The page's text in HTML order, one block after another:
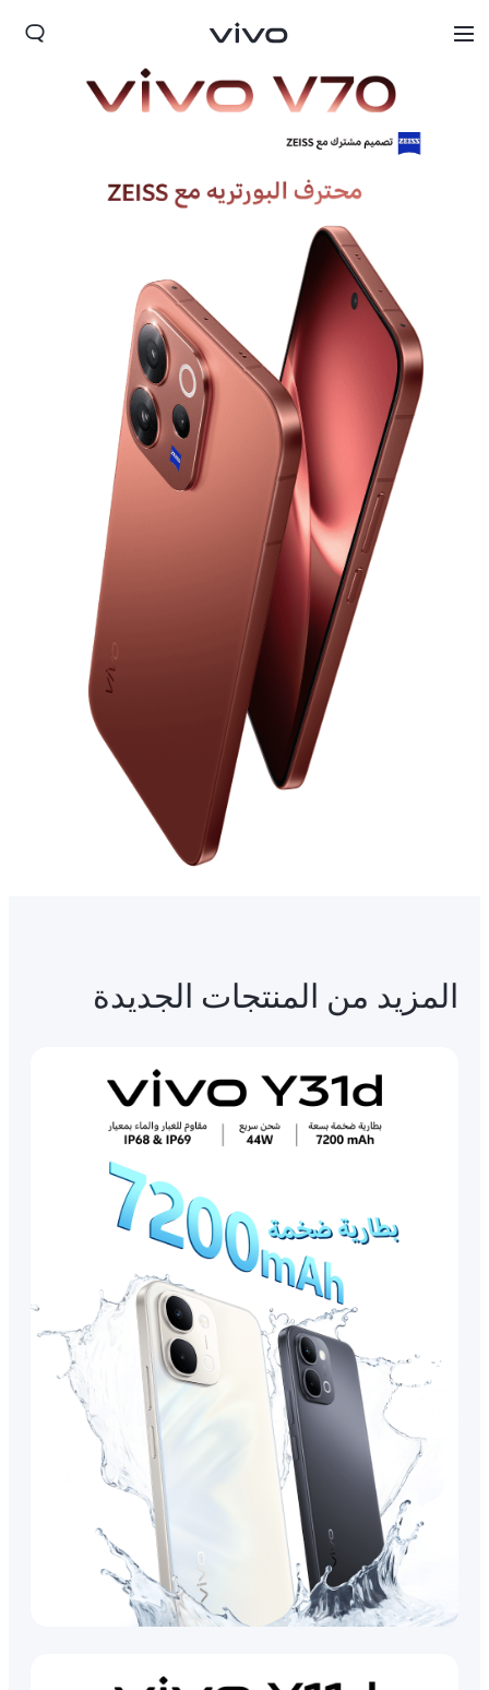
Iraq | حدد البلد/المنطقة
المزيد من المنتجات الجديدة